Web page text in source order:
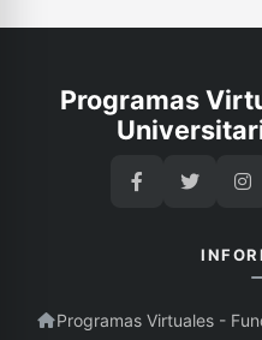
Programas
Programas Virtuales -